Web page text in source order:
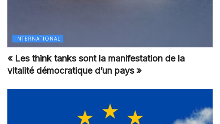
INTERNATIONAL
« Les think tanks sont la manifestation de la
vitalité démocratique d’un pays »